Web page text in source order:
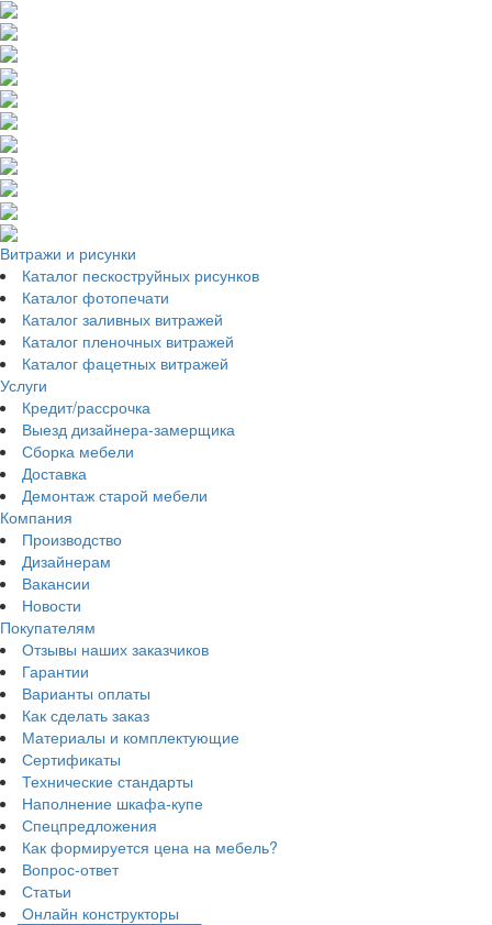
Витражи и рисунки
Каталог пескоструйных рисунков
Каталог фотопечати
Каталог заливных витражей
Каталог пленочных витражей
Каталог фацетных витражей
Услуги
Кредит/рассрочка
Выезд дизайнера-замерщика
Сборка мебели
Доставка
Демонтаж старой мебели
Компания
Производство
Дизайнерам
Вакансии
Новости
Покупателям
Отзывы наших заказчиков
Гарантии
Варианты оплаты
Как сделать заказ
Материалы и комплектующие
Сертификаты
Технические стандарты
Наполнение шкафа-купе
Спецпредложения
Как формируется цена на мебель?
Вопрос-ответ
Статьи
Онлайн конструкторы